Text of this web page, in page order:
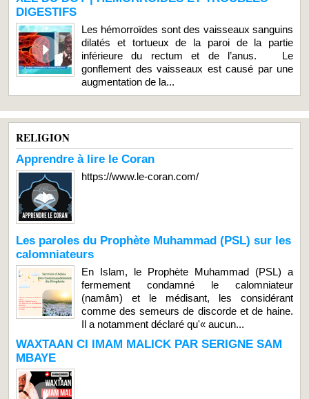
DIGESTIFS
Les hémorroïdes sont des vaisseaux sanguins
dilatés et tortueux de la paroi de la partie
inférieure du rectum et de l’anus. Le
gonflement des vaisseaux est causé par une
augmentation de la...
RELIGION
Apprendre à lire le Coran
https://www.le-coran.com/
Les paroles du Prophète Muhammad (PSL) sur les
calomniateurs
En Islam, le Prophète Muhammad (PSL) a
fermement condamné le calomniateur
(namâm) et le médisant, les considérant
comme des semeurs de discorde et de haine.
Il a notamment déclaré qu'« aucun...
WAXTAAN CI IMAM MALICK PAR SERIGNE SAM
MBAYE